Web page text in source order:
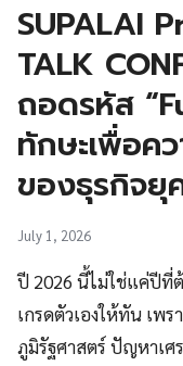
SUPALAI
TALK
ถอดรหัส
ทักษะเพื่อค
ของธุรกิจยุ
July 1, 2026
ปี 2026 นี้ไม่ใช่แค่ปีที่
เกรดตัวเองให้ทัน เพ
ภูมิรัฐศาสตร์ ปัญหาเ